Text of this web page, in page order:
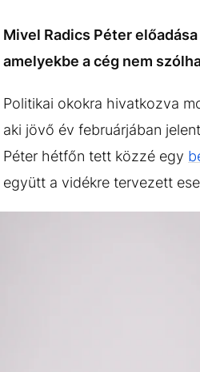
KvízMédiaajánlatImpresszum
Mivel Radics Péter
amelyekbe a cég nem
Politikai okokra hivatkozva
aki jövő év februárjában
Péter hétfőn tett közzé egy
együtt a vidékre tervezett